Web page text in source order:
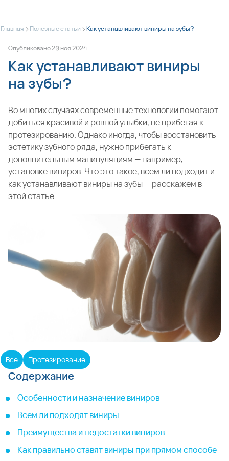
Главная > Полезные статьи >Как устанавливают виниры на зубы?
Опубликовано29ноя2024
Как устанавливают виниры
на зубы?
Во многих случаях современные технологии помогают
добиться красивой и ровной улыбки, не прибегая к
протезированию. Однако иногда, чтобы восстановить
эстетику зубного ряда, нужно прибегать к
дополнительным манипуляциям — например,
установке виниров. Что это такое, всем ли подходит и
как устанавливают виниры на зубы — расскажем в
этой статье.
Все Протезирование
Содержание
Особенности и назначение виниров
Всем ли подходят виниры
Преимущества и недостатки виниров
Как правильно ставят виниры при прямом способе